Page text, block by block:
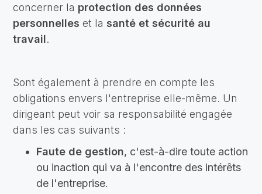
concerner la protection des données
personnelles et la santé et sécurité au
travail.
Sont également à prendre en compte les
obligations envers l'entreprise elle-même. Un
dirigeant peut voir sa responsabilité engagée
dans les cas suivants :
Faute de gestion, c'est-à-dire toute action
ou inaction qui va à l'encontre des intérêts
de l'entreprise.